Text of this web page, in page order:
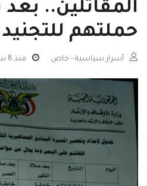
المقاتلين..
حملتهم
أسرار سياسية - خاص منذ 8 سنوات